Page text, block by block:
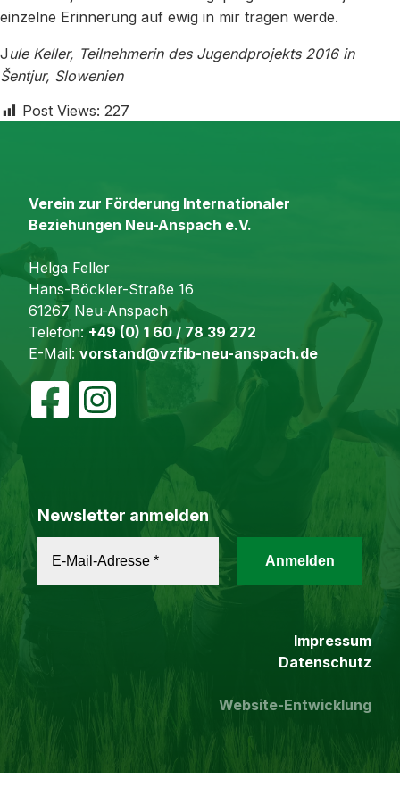
einzelne Erinnerung auf ewig in mir tragen werde.
J ule Keller, Teilnehmerin des Jugendprojekts 2016 in
Šentjur, Slowenien
Post Views: 227
Verein zur Förderung Internationaler
Beziehungen Neu-Anspach e.V.
Helga Feller
Hans-Böckler-Straße 16
61267 Neu-Anspach
Telefon: +49 (0) 1 60 / 78 39 272
E-Mail: vorstand@vzfib-neu-anspach.de
Newsletter anmelden
Impressum
Datenschutz
Website-Entwicklung